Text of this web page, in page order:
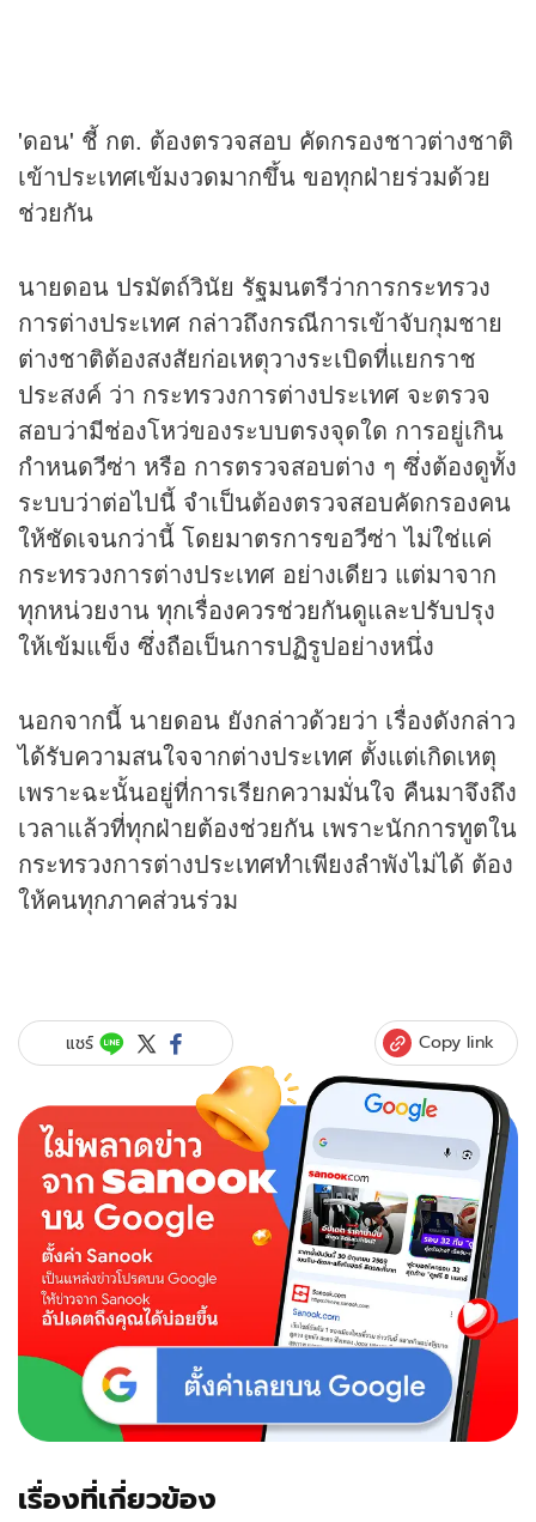
'ดอน' ชี้ กต. ต้องตรวจสอบ คัดกรองชาวต่างชาติ
เข้าประเทศเข้มงวดมากขึ้น ขอทุกฝ่ายร่วมด้วย
ช่วยกัน
นายดอน ปรมัตถ์วินัย รัฐมนตรีว่าการกระทรวง
การต่างประเทศ กล่าวถึงกรณีการเข้าจับกุมชาย
ต่างชาติต้องสงสัยก่อเหตุวางระเบิดที่แยกราช
ประสงค์ ว่า กระทรวงการต่างประเทศ จะตรวจ
สอบว่ามีช่องโหว่ของระบบตรงจุดใด การอยู่เกิน
กำหนดวีซ่า หรือ การตรวจสอบต่าง ๆ ซึ่งต้องดูทั้ง
ระบบว่าต่อไปนี้ จำเป็นต้องตรวจสอบคัดกรองคน
ให้ชัดเจนกว่านี้ โดยมาตรการขอวีซ่า ไม่ใช่แค่
กระทรวงการต่างประเทศ อย่างเดียว แต่มาจาก
ทุกหน่วยงาน ทุกเรื่องควรช่วยกันดูและปรับปรุง
ให้เข้มแข็ง ซึ่งถือเป็นการปฏิรูปอย่างหนึ่ง
นอกจากนี้ นายดอน ยังกล่าวด้วยว่า เรื่องดังกล่าว
ได้รับความสนใจจากต่างประเทศ ตั้งแต่เกิดเหตุ
เพราะฉะนั้นอยู่ที่การเรียกความมั่นใจ คืนมาจึงถึง
เวลาแล้วที่ทุกฝ่ายต้องช่วยกัน เพราะนักการทูตใน
กระทรวงการต่างประเทศทำเพียงลำพังไม่ได้ ต้อง
ให้คนทุกภาคส่วนร่วม
แชร์ Copy link
เรื่องที่เกี่ยวข้อง